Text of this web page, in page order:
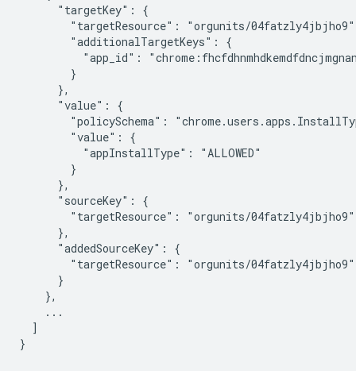
      "targetKey": {
"targetResource": "orgunits/
        "additionalTargetKeys": {
"app_id":
        }
      },
      "value": {
"policySchema":
        "value": {
          "appInstallType": "ALLOWED"
        }
      },
      "sourceKey": {
        "targetResource": "orgunits/04fatzly4jbjho9"
      },
      "addedSourceKey": {
        "targetResource": "orgunits/04fatzly4jbjho9"
      }
    },
    ...
  ]